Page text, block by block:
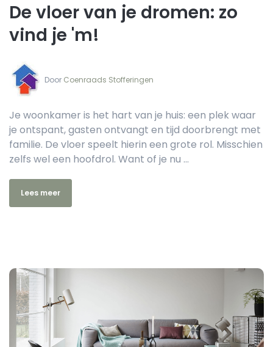
De vloer van je dromen: zo
vind je 'm!
Coenraads Stofferingen
Je woonkamer is het hart van je huis: een plek waar
je ontspant, gasten ontvangt en tijd doorbrengt met
familie. De vloer speelt hierin een grote rol. Misschien
zelfs wel een hoofdrol. Want of je nu ...
Lees meer